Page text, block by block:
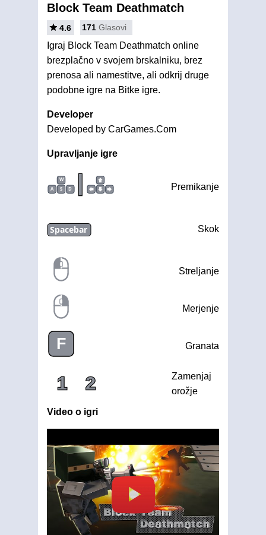
Block Team Deathmatch
4.6 171 Glasovi
Igraj Block Team Deathmatch online
brezplačno v svojem brskalniku, brez
prenosa ali namestitve, ali odkrij druge
podobne igre na Bitke igre.
Developer
Developed by CarGames.Com
Upravljanje igre
W
A
S D | Premikanje
Spacebar Skok
Streljanje
Merjenje
F Granata
1 2
Zamenjaj
orožje
Video o igri